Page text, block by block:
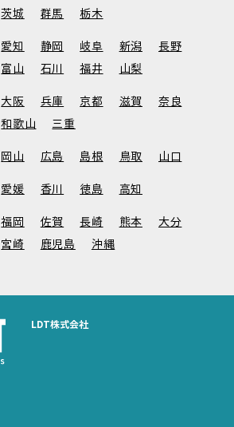
茨城
群馬 栃木
愛知 静岡 岐阜 新潟
長野
富山
石川 福井 山梨
大阪 兵庫 京都 滋賀
奈良
和歌山
三重
岡山 広島 島根 鳥取 山口
愛媛 香川 徳島 高知
福岡 佐賀 長崎 熊本
大分
宮崎
鹿児島 沖縄
LDT株式会社